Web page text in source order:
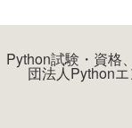
Python試験・資格
団法人Python